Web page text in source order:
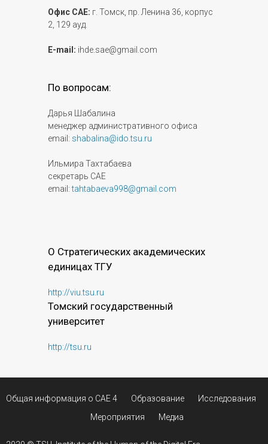
Офис САЕ: г. Томск, пр. Ленина 36, корпус
2, 129 ауд.
E-mail: ihde.sae@gmail.com
По вопросам:
Дарья Шабалина
менеджер административного офиса
email: shabalina@ido.tsu.ru
Ильмира Тахтабаева
секретарь САЕ
email:tahtabaeva998@gmail.com
О Стратегических академических
единицах ТГУ
http://viu.tsu.ru
Томский государственный
университет
http://tsu.ru
Общая информация о САЕ 4 Образование
Исследования
Мероприятия
Медиа